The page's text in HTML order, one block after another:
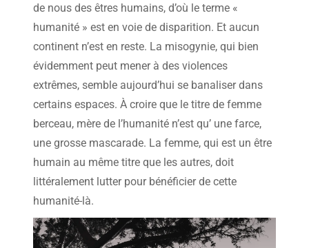
de nous des êtres humains, d’où le terme «
humanité » est en voie de disparition. Et aucun
continent n’est en reste. La misogynie, qui bien
évidemment peut mener à des violences
extrêmes, semble aujourd’hui se banaliser dans
certains espaces. À croire que le titre de femme
berceau, mère de l’humanité n’est qu’ une farce,
une grosse mascarade. La femme, qui est un être
humain au même titre que les autres, doit
littéralement lutter pour bénéficier de cette
humanité-là.